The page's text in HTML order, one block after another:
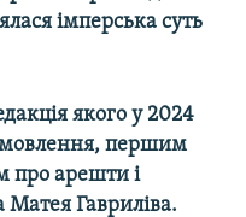
імперська суть
якого у 2024
мовлення, першим
про арешти і
Матея Гавриліва.